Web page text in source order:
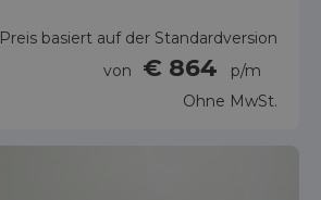
Preis basiert auf der Standardversion
von
€ 864
p/m
Ohne MwSt.